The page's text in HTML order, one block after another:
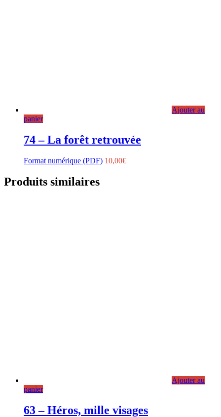
Ajouter au
panier
74 – La forêt retrouvée
Format numérique (PDF) 10,00€
Produits similaires
Ajouter au
panier
63 – Héros, mille visages